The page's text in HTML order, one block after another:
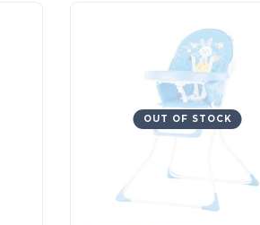
OUT OF STOCK